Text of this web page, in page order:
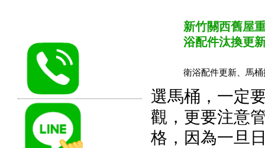
新竹關西舊屋
浴配件汰換更
衛浴配件更新、馬
選馬桶，一定
觀，更要注意
格，因為一旦